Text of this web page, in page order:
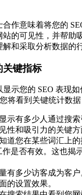
作意味着将您的
的可见性，并帮助
和采取分析数据的
关键指标
示您的 SEO 表现如
将看到关键统计数据
示有多少人通过搜
性和吸引力的关键方
道您在某些词汇上
作是否有效。这也揭
有多少访客成为客
的设置效果。